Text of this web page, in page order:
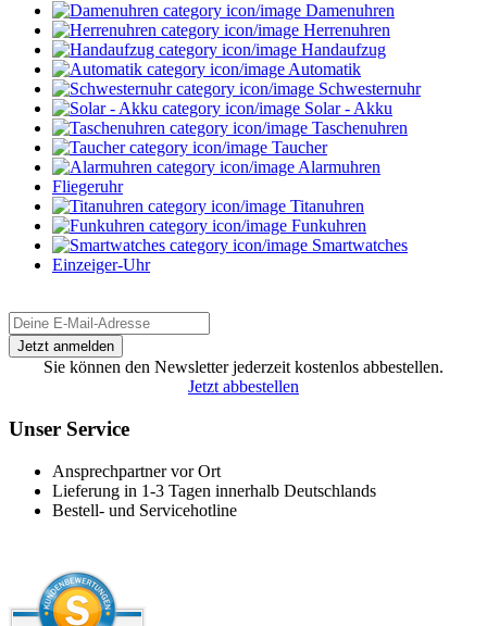
Damenuhren
Herrenuhren
Handaufzug
Automatik
Schwesternuhr
Solar - Akku
Taschenuhren
Taucher
Alarmuhren
Fliegeruhr
Titanuhren
Funkuhren
Smartwatches
Einzeiger-Uhr
Sie können den Newsletter jederzeit kostenlos abbestellen.
Jetzt abbestellen
Unser Service
Ansprechpartner vor Ort
Lieferung in 1-3 Tagen innerhalb Deutschlands
Bestell- und Servicehotline